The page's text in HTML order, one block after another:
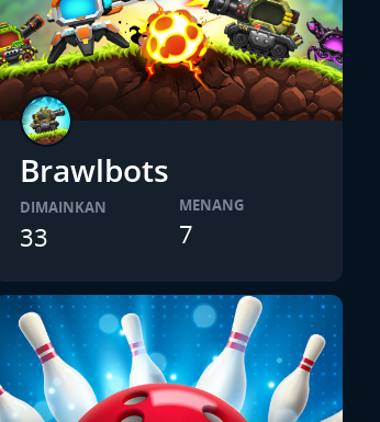
Brawlbots
DIMAINKAN
33
MENANG
7